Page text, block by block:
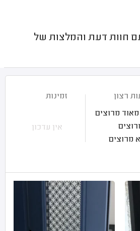
חוות דעת והמלצות של
רצון
מאוד מרוצים
מרוצים
זמינות
אין עדכון